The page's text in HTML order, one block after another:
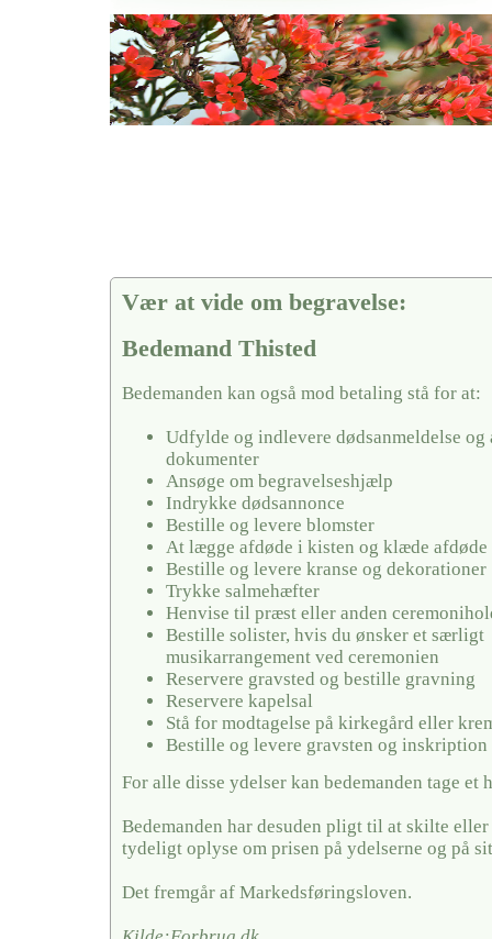
Her hos os får du altid en god afslutning når det gælder
Bedemand Thisted
vi hjælper i alle faser af begravelsel
Vær at vide om begravelse:
Bedemand Thisted
Bedemanden kan også mod betaling stå for at:
Udfylde og indlevere dødsanmeldelse
dokumenter
Ansøge om begravelseshjælp
Indrykke dødsannonce
Bestille og levere blomster
At lægge afdøde i kisten og klæde afdøde
Bestille og levere kranse og dekorationer
Trykke salmehæfter
Henvise til præst eller anden
Bestille solister, hvis du ønsker et særligt
musikarrangement ved ceremonien
Reservere gravsted og bestille gravning
Reservere kapelsal
Stå for modtagelse på kirkegård eller
Bestille og levere gravsten og inskription
For alle disse ydelser kan bedemanden tage et
Bedemanden har desuden pligt til at skilte eller
tydeligt oplyse om prisen på ydelserne og på
Det fremgår af Markedsføringsloven.